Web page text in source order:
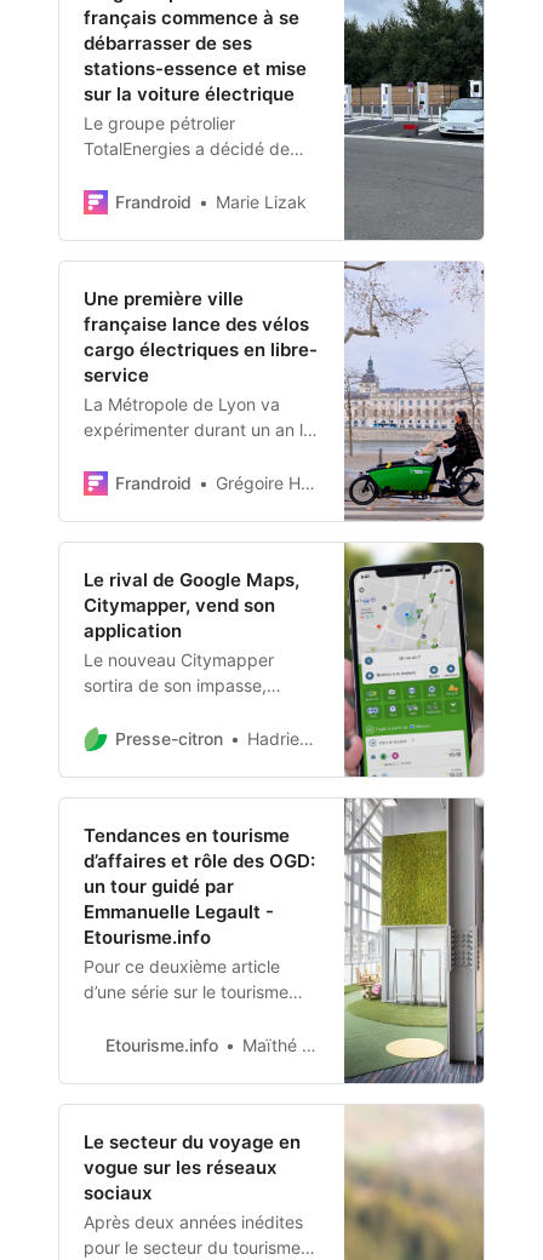
français commence à se
débarrasser de ses
stations-essence et mise
sur la voiture électrique
Le groupe pétrolier
TotalEnergies a décidé de
stations-service en Europe
Pour l’heure, la France n’est
pas concernée par cette
stratégie révolutionnaire.
Frandroid Marie Lizak
Une première ville
française lance des vélos
cargo électriques en libre-
service
La Métropole de Lyon va
expérimenter durant un an la
cargo électriques en libre-
pour louer un modèle a été
légèrement complexifié.
Frandroid Grégoire Huvelin
Le rival de Google Maps,
Citymapper, vend son
application
Le nouveau Citymapper
sortira de son impasse,
mauvaise nouvelle ?
Presse-citron Hadrien Augusto
Tendances en tourisme
d’affaires et rôle des OGD:
un tour guidé par
Emmanuelle Legault -
Etourisme.info
Pour ce deuxième article
d’une série sur le tourisme
propose un bref tour guidé
Etourisme.info Maïthé Levasseur
Le secteur du voyage en
vogue sur les réseaux
sociaux
Après deux années inédites
pour le secteur du tourisme